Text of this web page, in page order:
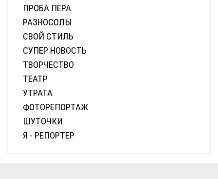
ПРОБА ПЕРА
РАЗНОСОЛЫ
СВОЙ СТИЛЬ
СУПЕР НОВОСТЬ
ТВОРЧЕСТВО
ТЕАТР
УТРАТА
ФОТОРЕПОРТАЖ
ШУТОЧКИ
Я - РЕПОРТЕР